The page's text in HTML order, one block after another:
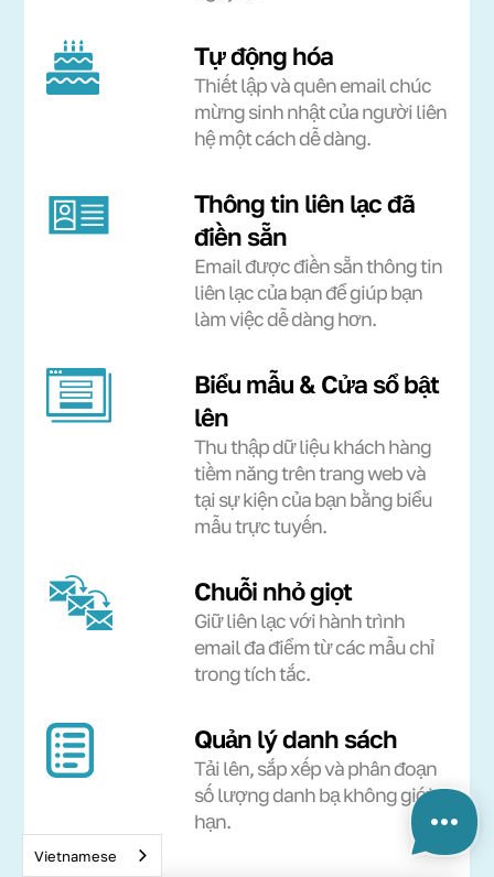
Tự động hóa
Thiết lập và quên email chúc
mừng sinh nhật của người liên
hệ một cách dễ dàng.
Thông tin liên lạc đã
điền sẵn
Email được điền sẵn thông tin
liên lạc của bạn để giúp bạn
làm việc dễ dàng hơn.
Biểu mẫu & Cửa sổ bật
lên
Thu thập dữ liệu khách hàng
tiềm năng trên trang web và
tại sự kiện của bạn bằng biểu
mẫu trực tuyến.
Chuỗi nhỏ giọt
Giữ liên lạc với hành trình
email đa điểm từ các mẫu chỉ
trong tích tắc.
Quản lý danh sách
Tải lên, sắp xếp và phân đoạn
số lượng danh bạ không giới
hạn.
Vietnamese